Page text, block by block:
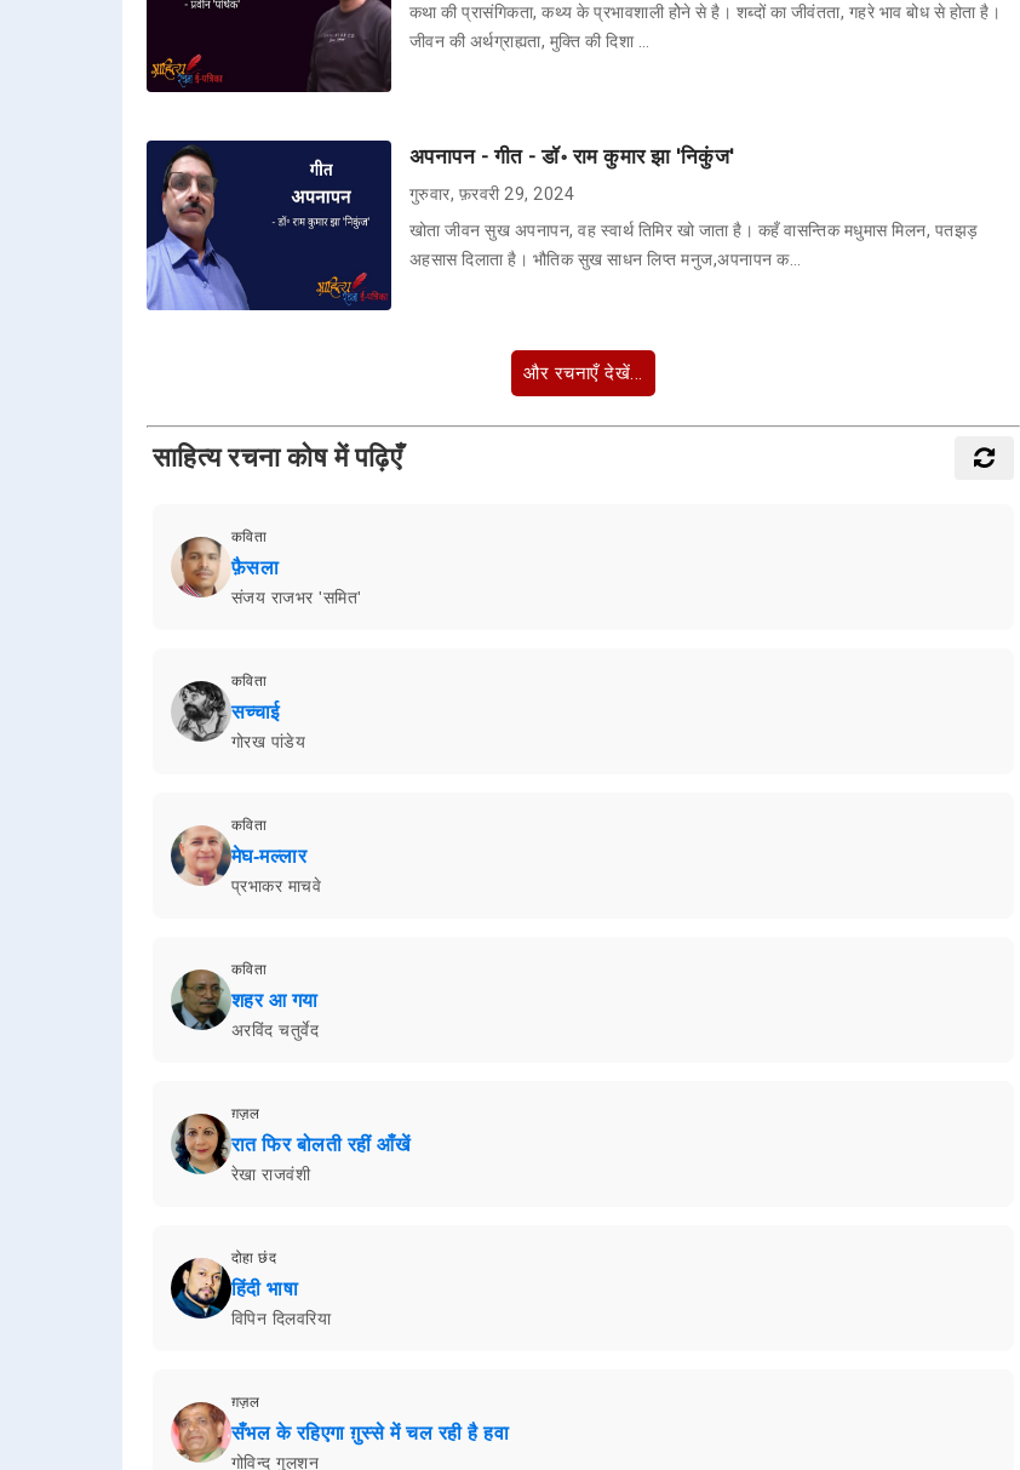
कथा की प्रासंगिकता, कथ्य के प्रभावशाली होेने से है। शब्दों का जीवंतता, गहरे भाव बोध से होता है।
जीवन की अर्थग्राह्यता, मुक्ति की दिशा …
अपनापन - गीत - डॉ॰ राम कुमार झा 'निकुंज'
गुरुवार, फ़रवरी 29, 2024
खोता जीवन सुख अपनापन, वह स्वार्थ तिमिर खो जाता है। कहँ वासन्तिक मधुमास मिलन, पतझड़
अहसास दिलाता है। भौतिक सुख साधन लिप्त मनुज,अपनापन क…
और रचनाएँ देखें...
साहित्य रचना कोष में पढ़िएँ
कविता
फ़ैसला
संजय राजभर 'समित'
कविता
सच्चाई
गोरख पांडेय
कविता
मेघ-मल्लार
प्रभाकर माचवे
कविता
शहर आ गया
अरविंद चतुर्वेद
ग़ज़ल
रात फिर बोलती रहीं आँखें
रेखा राजवंशी
दोहा छंद
हिंदी भाषा
विपिन दिलवरिया
ग़ज़ल
सँभल के रहिएगा ग़ुस्से में चल रही है हवा
गोविन्द गुलशन